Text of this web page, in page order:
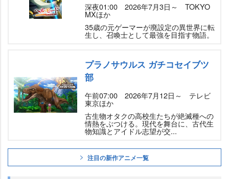
深夜01:00 2026年7月3日～ TOKYO
MXほか
35歳の元ゲーマーが廃設定の異世界に転
生し、召喚士として最強を目指す物語。
プラノサウルス ガチコセイブツ
部
午前07:00 2026年7月12日～ テレビ
東京ほか
古生物オタクの高校生たちが絶滅種への
情熱をぶつける。現代を舞台に、古代生
物知識とアイドル志望が交...
注目の新作アニメ一覧